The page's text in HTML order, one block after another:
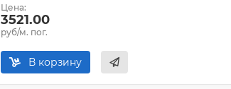
Цена:
3521.00
руб/м. пог.
В корзину